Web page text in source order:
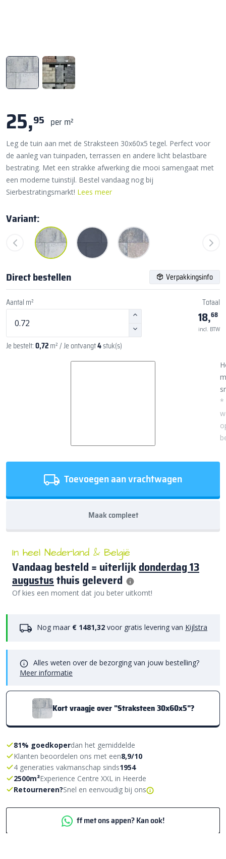
25,95 per m²
Leg de tuin aan met de Straksteen 30x60x5 tegel. Perfect voor
de aanleg van tuinpaden, terrassen en andere licht belastbare
bestrating. Met een strakke afwerking die mooi samengaat met
een moderne tuinstijl. Bestel vandaag nog bij
Sierbestratingsmarkt! Lees meer
Variant:
Direct bestellen Verpakkingsinfo
Aantal m²
Je bestelt:0,72m²/ Je ontvangt4stuk(s)
Totaal
18,68
incl. BTW
*
Toevoegen aan vrachtwagen
Maak compleet
In heel Nederland & België
Vandaag besteld = uiterlijkdonderdag 13
augustusthuis geleverd
Of kies een moment dat jou beter uitkomt!
Nog maar € 1481,32 voor gratis levering van Kijlstra
Alles weten over de bezorging van jouw bestelling?
Meer informatie
Kort vraagje over "Straksteen 30x60x5"?
81% goedkoperdan het gemiddelde
Klanten beoordelen ons met een8,9/10
4 generaties vakmanschap sinds1954
2500m²Experience Centre XXL in Heerde
Retourneren?Snel en eenvoudig bij ons
ff met ons appen? Kan ook!